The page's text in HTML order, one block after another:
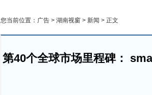
您当前位置： 广告 > 湖南视窗 > 新闻 > 正文
第40个全球市场里程碑：